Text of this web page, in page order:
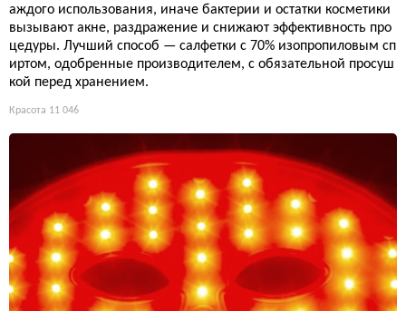
аждого использования, иначе бактерии и остатки косметики
вызывают акне, раздражение и снижают эффективность про
цедуры. Лучший способ — салфетки с 70% изопропиловым сп
иртом, одобренные производителем, с обязательной просуш
кой перед хранением.
Красота 11 046